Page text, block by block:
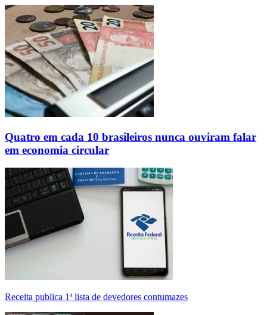
Quatro em cada 10 brasileiros nunca ouviram falar
em economia circular
Receita publica 1ª lista de devedores contumazes